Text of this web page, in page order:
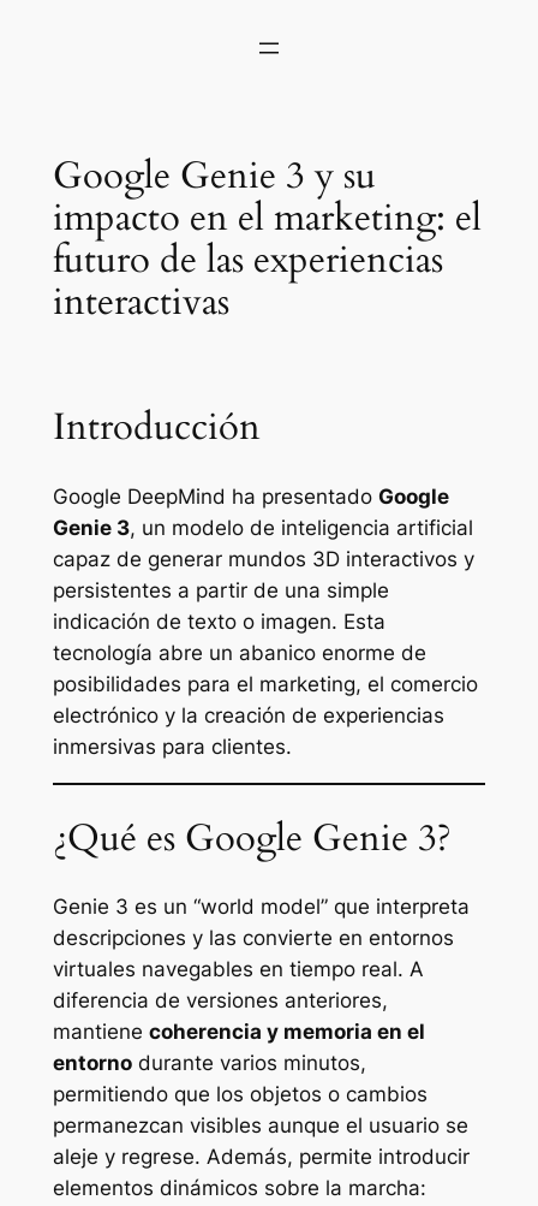
Google Genie 3 y su
impacto en el marketing: el
futuro de las experiencias
interactivas
Introducción
Google DeepMind ha presentado Google
Genie 3, un modelo de inteligencia artificial
capaz de generar mundos 3D interactivos y
persistentes a partir de una simple
indicación de texto o imagen. Esta
tecnología abre un abanico enorme de
posibilidades para el marketing, el comercio
electrónico y la creación de experiencias
inmersivas para clientes.
¿Qué es Google Genie 3?
Genie 3 es un “world model” que interpreta
descripciones y las convierte en entornos
virtuales navegables en tiempo real. A
diferencia de versiones anteriores,
mantiene coherencia y memoria en el
entornodurante varios minutos,
permitiendo que los objetos o cambios
permanezcan visibles aunque el usuario se
aleje y regrese. Además, permite introducir
elementos dinámicos sobre la marcha: